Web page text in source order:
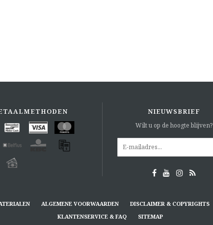
NIEUWSBRIEF
Wilt u op de hoogte blijven?
ALGEMENE VOORWAARDEN DISCLAIMER & COPYRIGHTS
KLANTENSERVICE & FAQ
SITEMAP